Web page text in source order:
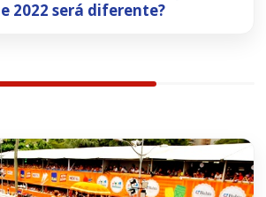
2022 será diferente?